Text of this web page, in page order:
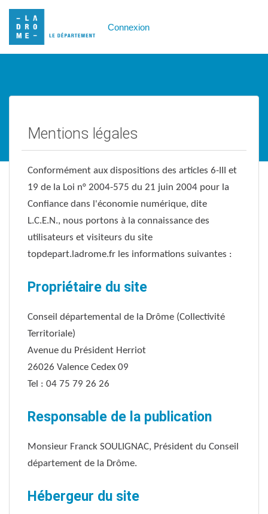
Connexion
Mentions légales
Conformément aux dispositions des articles 6-III et
19 de la Loi n° 2004-575 du 21 juin 2004 pour la
Confiance dans l'économie numérique, dite
L.C.E.N., nous portons à la connaissance des
utilisateurs et visiteurs du site
topdepart.ladrome.fr les informations suivantes :
Propriétaire du site
Conseil départemental de la Drôme (Collectivité
Territoriale)
Avenue du Président Herriot
26026 Valence Cedex 09
Tel : 04 75 79 26 26
Responsable de la publication
Monsieur Franck SOULIGNAC, Président du Conseil
département de la Drôme.
Hébergeur du site